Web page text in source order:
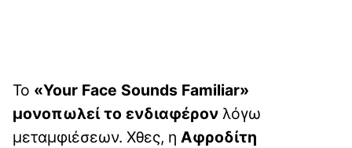
Το «Your Face Sounds Familiar»
μονοπωλεί το ενδιαφέρον λόγω
μεταμφιέσεων. Χθες, η Αφροδίτη